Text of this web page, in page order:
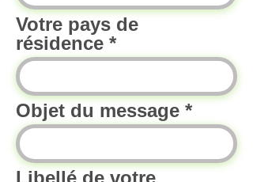
Votre pays de
résidence
Objet du message
Libellé de votre